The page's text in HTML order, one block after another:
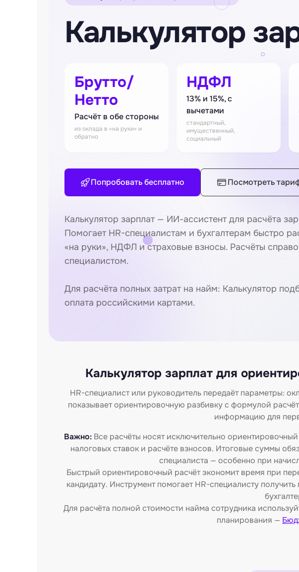
Калькулятор
Брутто/
Нетто
Расчёт в обе стороны
из оклада в «на руки» и
обратно
НДФЛ
13% и 15%, с
вычетами
стандартный,
имущественный,
социальный
Попробовать бесплатно Посмотреть
Калькулятор зарплат — ИИ-ассистент для расчёта
Помогает HR-специалистам и бухгалтерам быстро
«на руки», НДФЛ и страховые взносы. Расчёты
специалистом.
Для расчёта полных затрат на найм: Калькулятор
оплата российскими картами.
Калькулятор зарплат для
HR-специалист или руководитель передаёт параметры:
показывает ориентировочную разбивку с формулой
информацию для
Важно: Все расчёты носят исключительно
налоговых ставок и расчёте взносов. Итоговые суммы
специалиста — особенно при
Быстрый ориентировочный расчёт экономит время при
кандидату. Инструмент помогает HR-специалисту
Для расчёта полной стоимости найма сотрудника
планирования —